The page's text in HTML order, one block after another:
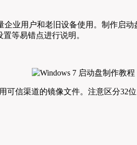
企业用户和老旧设备使用。制作
等易错点进行说明。
信渠道的镜像文件。注意区分32位